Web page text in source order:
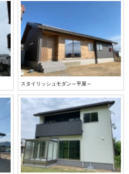
スタイリッシュモダン～平屋～